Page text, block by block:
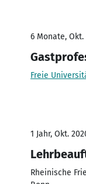
6 Monate, Okt.
Freie
1 Jahr, Okt.
Rheinische